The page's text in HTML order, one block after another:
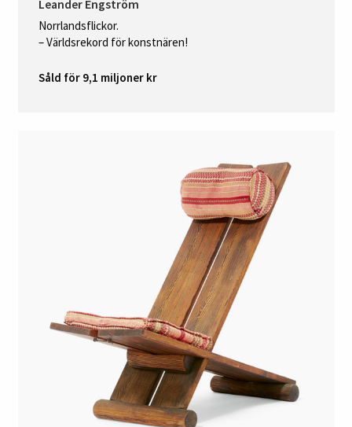
Leander Engström
Norrlandsflickor.
– Världsrekord för konstnären!
Såld för 9,1 miljoner kr